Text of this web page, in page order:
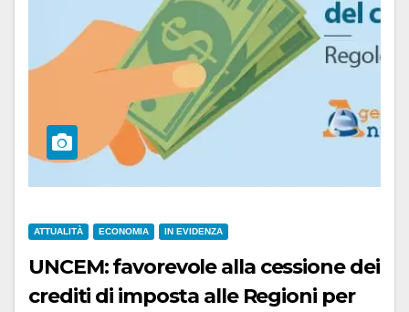
ATTUALITÀ ECONOMIA IN EVIDENZA
UNCEM: favorevole alla cessione dei
crediti di imposta alle Regioni per